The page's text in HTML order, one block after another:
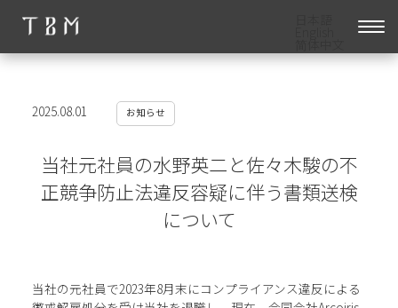
2025.08.01 お知らせ
当社元社員の水野英二と佐々木駿の不
正競争防止法違反容疑に伴う書類送検
について
当社の元社員で2023年8月末にコンプライアンス違反による